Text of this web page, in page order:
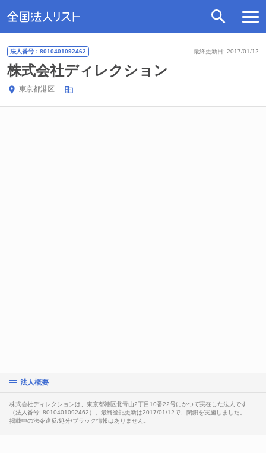
最終更新日: 2017/01/12
法人番号：8010401092462
株式会社ディレクション
東京都港区 -
法人概要
株式会社ディレクションは、東京都港区北青山2丁目10番22号にかつて実在した法人です
（法人番号: 8010401092462）。最終登記更新は2017/01/12で、閉鎖を実施しました。
掲載中の法令違反/処分/ブラック情報はありません。